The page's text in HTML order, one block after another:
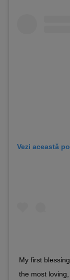
Vezi această
My first
the most